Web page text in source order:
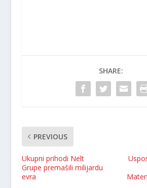
SHARE:
PREVIOUS
Ukupni prihodi Nelt
Grupe premašili milijardu
evra